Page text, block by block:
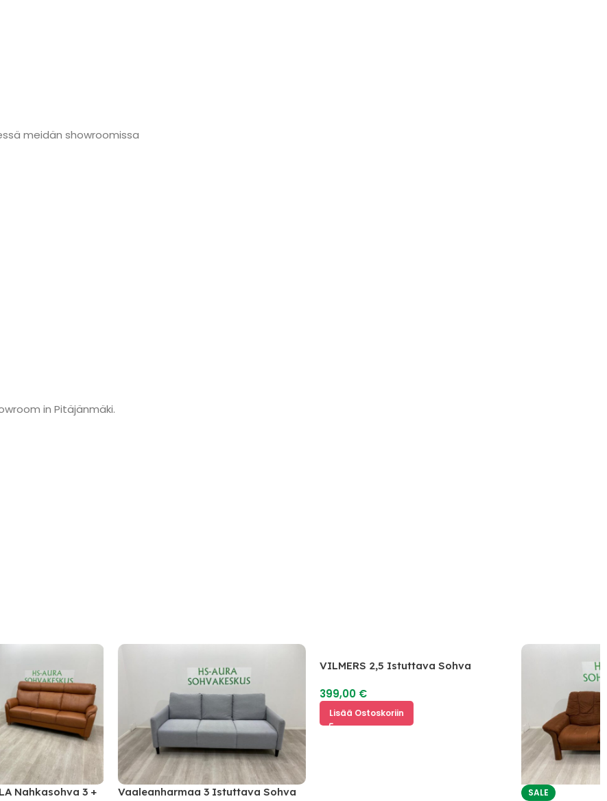
meidän showroomissa
in Pitäjänmäki.
Nahkasohva 3 +
Vaaleanharmaa 3 Istuttava Sohva
VILMERS 2,5 Istuttava Sohva
399,00€
Lisää Ostoskoriin
SALE